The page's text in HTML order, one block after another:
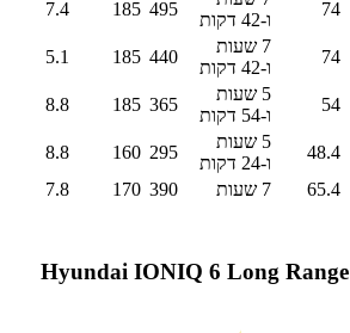
74
ו-42 דקות
495
185
7.4
74
7 שעות
ו-42 דקות
440
185
5.1
54
5 שעות
ו-54 דקות
365
185
8.8
48.4
5 שעות
ו-24 דקות
295
160
8.8
65.4 7 שעות 390
170
7.8
Hyundai IONIQ 6 Long Range